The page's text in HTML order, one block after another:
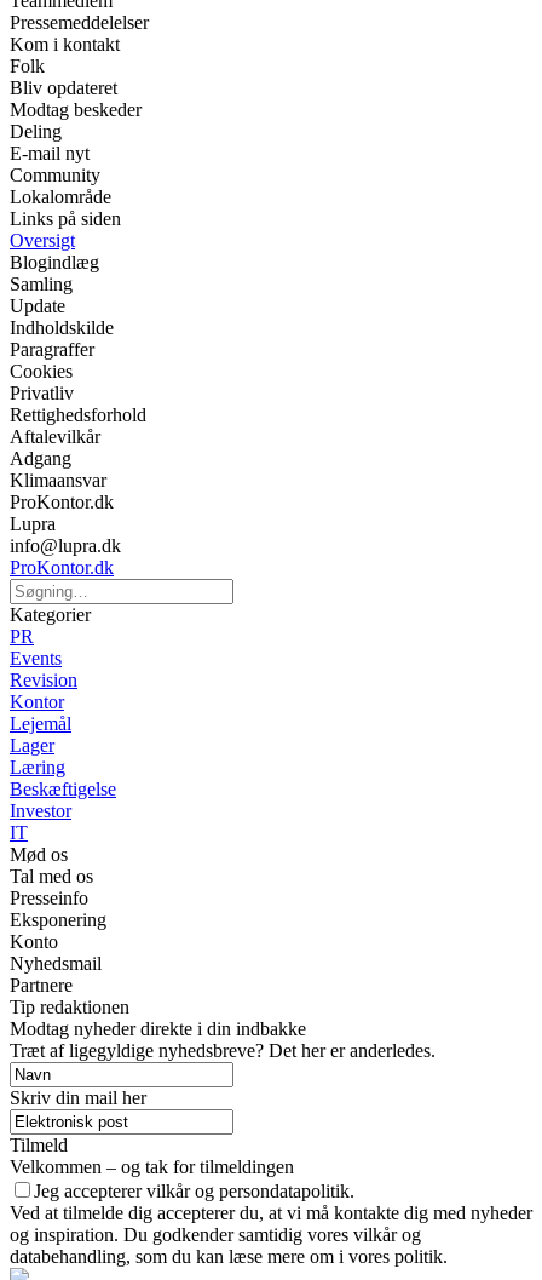
Pressemeddelelser
Kom i kontakt
Folk
Bliv opdateret
Modtag beskeder
Deling
E-mail nyt
Community
Lokalområde
Links på siden
Oversigt
Blogindlæg
Samling
Update
Indholdskilde
Paragraffer
Cookies
Privatliv
Rettighedsforhold
Aftalevilkår
Adgang
Klimaansvar
ProKontor.dk
Lupra
info@lupra.dk
ProKontor.dk
Kategorier
PR
Events
Revision
Kontor
Lejemål
Lager
Læring
Beskæftigelse
Investor
IT
Mød os
Tal med os
Presseinfo
Eksponering
Konto
Nyhedsmail
Partnere
Tip redaktionen
Modtag nyheder direkte i din indbakke
Træt af ligegyldige nyhedsbreve? Det her er anderledes.
Skriv din mail her
Tilmeld
Velkommen – og tak for tilmeldingen
Jeg accepterer vilkår og persondatapolitik.
Ved at tilmelde dig accepterer du, at vi må kontakte dig med nyheder
og inspiration. Du godkender samtidig vores vilkår og
databehandling, som du kan læse mere om i vores politik.